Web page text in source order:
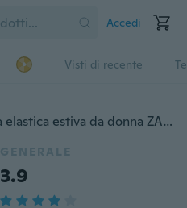
Accedi
Visti di recente
Pantaloni larghi larghi in vita elastica estiva da donna ZANZEA Pantaloni da donna in lino di cotone
GENERALE
3.9